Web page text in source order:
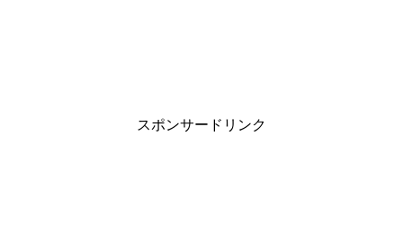
スポンサードリンク